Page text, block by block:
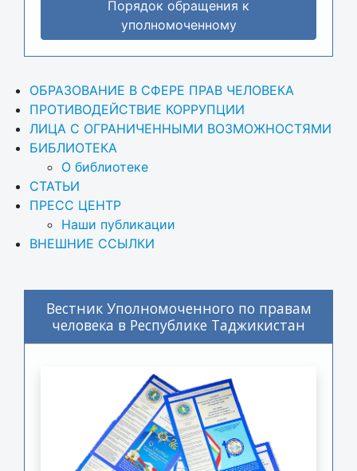
Порядок обращения к
уполномоченному
ОБРАЗОВАНИЕ В СФЕРЕ ПРАВ ЧЕЛОВЕКА
ПРОТИВОДЕЙСТВИЕ КОРРУПЦИИ
ЛИЦА С ОГРАНИЧЕННЫМИ ВОЗМОЖНОСТЯМИ
БИБЛИОТЕКА
О библиотеке
СТАТЬИ
ПРЕСС ЦЕНТР
Наши публикации
ВНЕШНИЕ ССЫЛКИ
Вестник Уполномоченного по правам
человека в Республике Таджикистан